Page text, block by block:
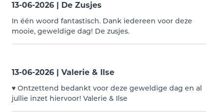
13-06-2026 | De Zusjes
In één woord fantastisch. Dank iedereen voor deze
mooie, geweldige dag! De zusjes.
13-06-2026 | Valerie & Ilse
♥ Ontzettend bedankt voor deze geweldige dag en al
jullie inzet hiervoor! Valerie & Ilse